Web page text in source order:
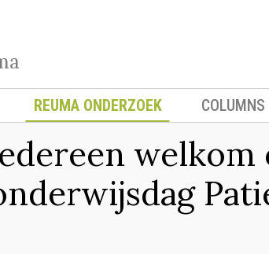
REUMA ONDERZOEK COLUMNS
welkom